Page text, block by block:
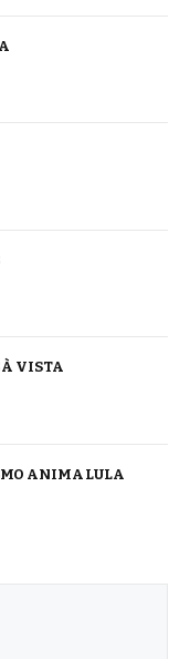
À VISTA
ANIMA LULA